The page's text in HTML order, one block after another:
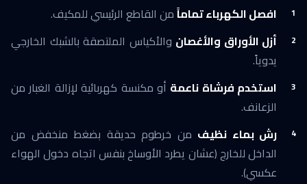
افصل الكهرباء تماماًمن القاطع الرئيسي للمكيف.
أزل الأوراق والأغصان والأكياس الملتصقة بالشبك الخارجي
يدوياً.
استخدم فرشاة ناعمة أو مكنسة كهربائية لإزالة الغبار من
الزعانف.
رش بماء نظيف من خرطوم حديقة بضغط منخفض من
الداخل للخارج (عشان يطرد الأوساخ بنفس اتجاه دخول الهواء
عكسي).